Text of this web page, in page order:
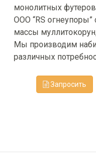
монолитных
ООО “RS огнеупоры”
массы
Мы производим
различных
Запросить